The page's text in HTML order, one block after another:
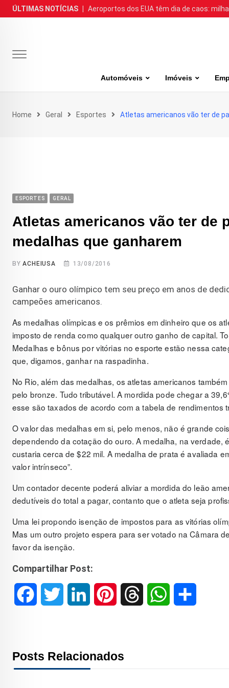
Skip
to
ÚLTIMAS NOTÍCIAS Aeroportos dos EUA têm dia de caos:
Automóveis Imóveis
Home Geral Esportes Atletas americanos vão ter de
ESPORTES GERAL
Atletas americanos vão ter de
medalhas que ganharem
BYACHEIUSA 13/08/2016
Ganhar o ouro olímpico tem seu preço em anos de
campeões americanos.
As medalhas olímpicas e os prêmios em dinheiro que os
imposto de renda como qualquer outro ganho de capital.
Medalhas e bônus por vitórias no esporte estão nessa
que, digamos, ganhar na raspadinha.
No Rio, além das medalhas, os atletas americanos
pelo bronze. Tudo tributável. A mordida pode chegar a
esse são taxados de acordo com a tabela de rendimentos
O valor das medalhas em si, pelo menos, não é grande
dependendo da cotação do ouro. A medalha, na verdade,
custaria cerca de $22 mil. A medalha de prata é avaliada
valor intrínseco”.
Um contador decente poderá aliviar a mordida do leão
dedutíveis do total a pagar, contanto que o atleta seja
Uma lei propondo isenção de impostos para as vitórias
Mas um outro projeto espera para ser votado na Câmara
favor da isenção.
Compartilhar Post:
e t k t
Posts Relacionados